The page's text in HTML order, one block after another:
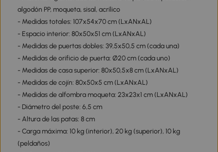
algodón PP, moqueta, sisal, acrílico
- Medidas totales: 107x54x70 cm (LxANxAL)
- Espacio interior: 80x50x51 cm (LxANxAL)
- Medidas de puertas dobles: 39,5x50,5 cm (cada una)
- Medidas de orificio de puerta: Ø20 cm (cada uno)
- Medidas de casa superior: 80x50,5x8 cm (LxANxAL)
- Medidas de cojín: 80x50x5 cm (LxANxAL)
- Medidas de alfombra moqueta: 23x23x1 cm (LxANxAL)
- Diámetro del poste: 6,5 cm
- Altura de las patas: 8 cm
- Carga máxima: 10 kg (interior), 20 kg (superior), 10 kg
(peldaños)